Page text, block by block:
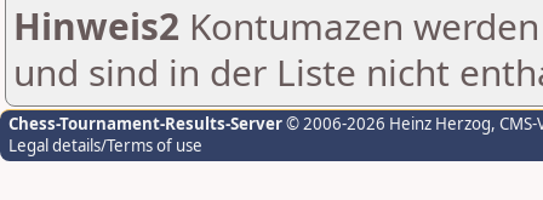
Hinweis2 Kontumazen
und sind in der Liste nicht
Chess-Tournament-Results-Server© 2006-2026 Heinz Herzog,
Legal details/Terms of use